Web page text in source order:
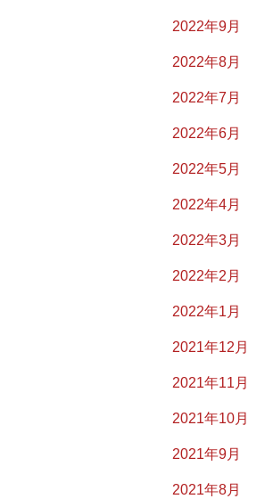
2022年9月
2022年8月
2022年7月
2022年6月
2022年5月
2022年4月
2022年3月
2022年2月
2022年1月
2021年12月
2021年11月
2021年10月
2021年9月
2021年8月